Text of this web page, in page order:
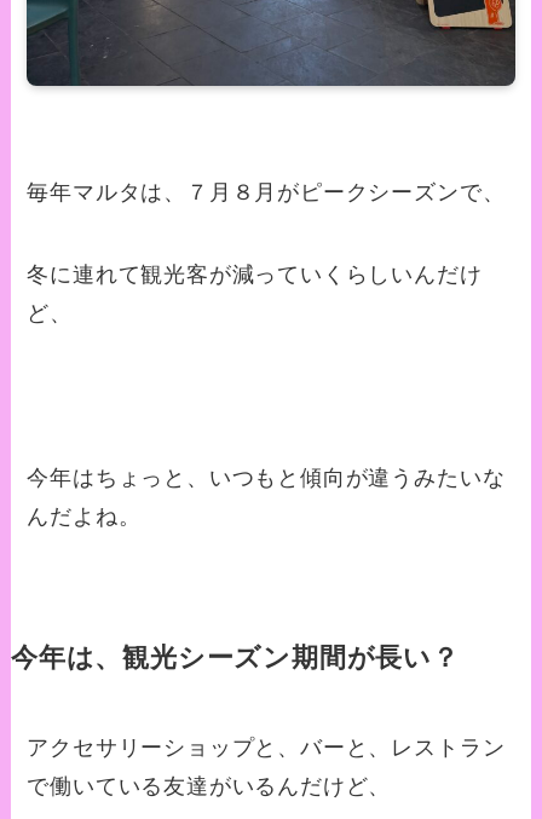
毎年マルタは、７月８月がピークシーズンで、
冬に連れて観光客が減っていくらしいんだけ
ど、
今年はちょっと、いつもと傾向が違うみたいな
んだよね。
今年は、観光シーズン期間が長い？
アクセサリーショップと、バーと、レストラン
で働いている友達がいるんだけど、